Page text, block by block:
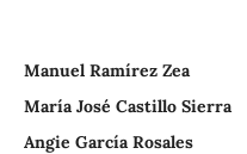
Manuel Ramírez Zea
María José Castillo Sierra
Angie García Rosales